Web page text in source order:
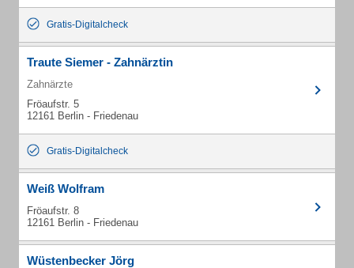
Gratis-Digitalcheck
Traute Siemer - Zahnärztin
Zahnärzte
Fröaufstr. 5
12161 Berlin - Friedenau
Gratis-Digitalcheck
Weiß Wolfram
Fröaufstr. 8
12161 Berlin - Friedenau
Wüstenbecker Jörg